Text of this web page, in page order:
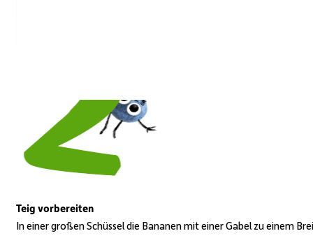
Teig vorbereiten
In einer großen Schüssel die Bananen mit einer Gabel zu einem